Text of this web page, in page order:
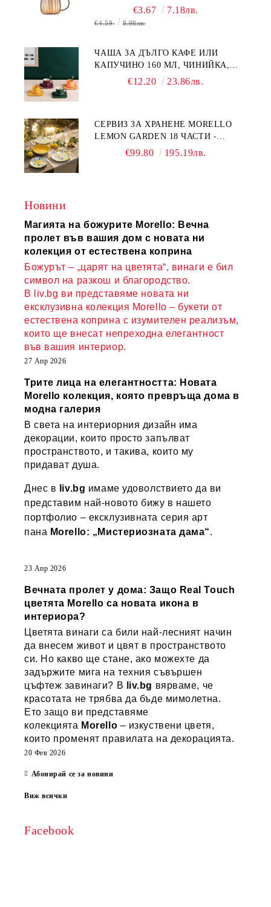
БОРОСИЛИКАТНО СТЪКЛО
€3.67 7.18лв.
€4.59 8.98лв.
ЧАША ЗА ДЪЛГО КАФЕ ИЛИ
КАПУЧИНО 160 МЛ, ЧИНИЙКА,
ЛЪЖИЧКА GREEN, ORANGE LOVE
€12.20 23.86лв.
СЕРВИЗ ЗА ХРАНЕНЕ MORELLO
LEMON GARDEN 18 ЧАСТИ -
ПОРЦЕЛАН€99.80 195.19лв.
Новини
Магията на божурите Morello: Вечна
пролет във вашия дом с новата ни
колекция от естествена коприна
Божурът – „царят на цветята“, винаги е бил
символ на разкош и благородство.
В liv.bg ви представяме новата ни
ексклузивна колекция Morello – букети от
естествена коприна с изумителен реализъм,
които ще внесат непреходна елегантност
във вашия интериор.
27 Апр 2026
Трите лица на елегантността: Новата
Morello колекция, която превръща дома в
модна галерия
В света на интериорния дизайн има
декорации, които просто запълват
пространството, и такива, които му
придават душа.
Днес в liv.bg имаме удоволствието да ви
представим най-новото бижу в нашето
портфолио – ексклузивната серия арт
пана Morello: „Мистериозната дама“.
23 Апр 2026
Вечната пролет у дома: Защо Real Touch
цветята Morello са новата икона в
интериора?
Цветята винаги са били най-лесният начин
да внесем живот и цвят в пространството
си. Но какво ще стане, ако можехте да
задържите мига на техния съвършен
цъфтеж завинаги? В
liv.bg вярваме, че
красотата не трябва да бъде мимолетна.
Ето защо ви представяме
колекцията Morello – изкуствени цветя,
които променят правилата на декорацията.
20 Фев 2026
Абонирай се за новини
Виж всички
Facebook